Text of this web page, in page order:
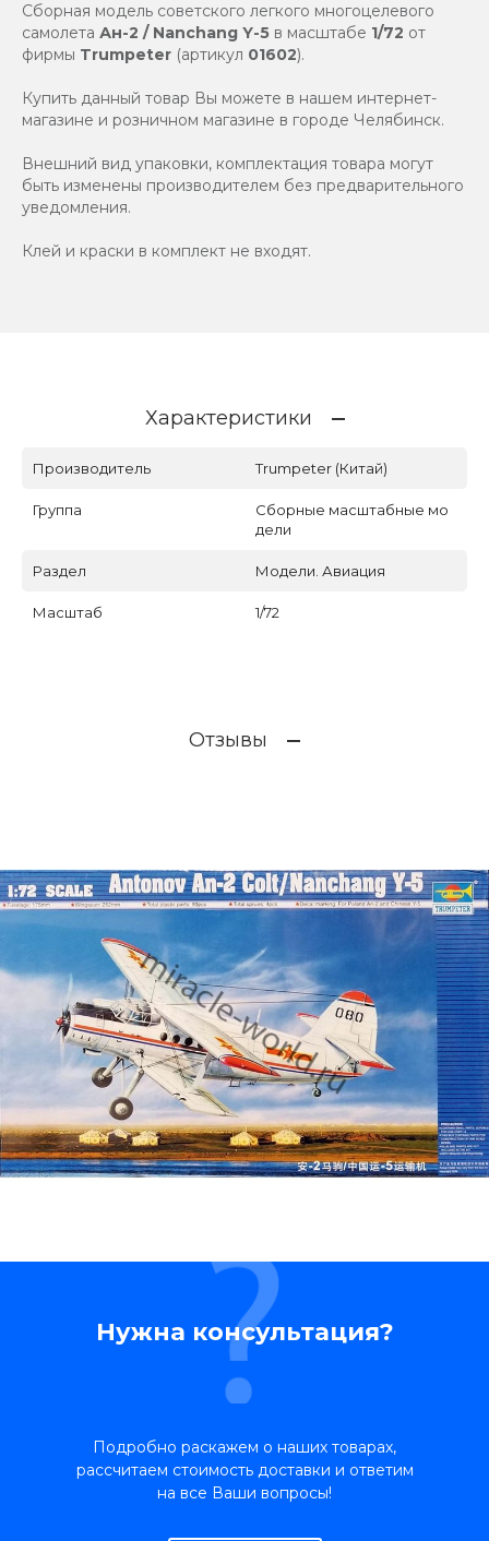
Сборная модель советского легкого многоцелевого
самолета Ан-2 / Nanchang Y-5 в масштабе 1/72 от
фирмы Trumpeter (артикул 01602).
Купить данный товар Вы можете в нашем интернет-
магазине и розничном магазине в городе Челябинск.
Внешний вид упаковки, комплектация товара могут
быть изменены производителем без предварительного
уведомления.
Клей и краски в комплект не входят.
Характеристики
Производитель Trumpeter (Китай)
Группа
Сборные масштабные мо
дели
Раздел Модели. Авиация
Масштаб 1/72
Отзывы
Нужна консультация?
Подробно раскажем о наших товарах,
рассчитаем стоимость доставки и ответим
на все Ваши вопросы!